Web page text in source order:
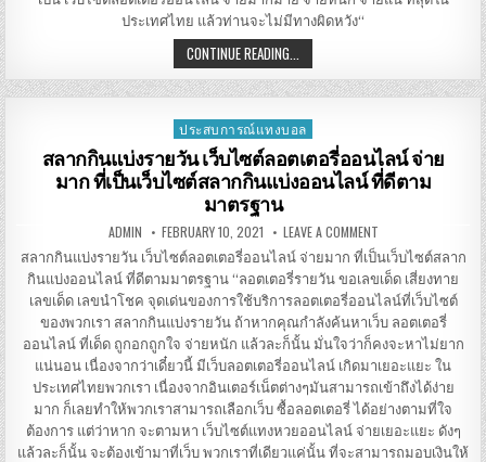
ประเทศไทย แล้วท่านจะไม่มีทางผิดหวัง“
CONTINUE READING...
กิน
แบ่ง
ราย
อารมณ์
จำเป็น
ต้อง
ที่
เว็บ
พวก
สลาก
กิน
แบ่ง
ออนไลน์
Posted
in
ประสบการณ์แทงบอล
สลากกินแบ่งรายวัน เว็บไซต์ลอตเตอรี่ออนไลน์ จ่าย
มาก ที่เป็นเว็บไซต์สลากกินแบ่งออนไลน์ ที่ดีตาม
มาตรฐาน
AUTHOR:
ADMIN PUBLISHED
DATE:
FEBRUARY 10, 2021 LEAVE A COMMENTON
สลาก
กิน
แบ่ง
ราย
วัน เว็บไซต์
ลอตเตอรี่
ออนไลน์ จ่าย
เป็น
เว็บไซต์
สลาก
กิน
แบ่ง
ออนไลน์ ที่
ดี
ตาม
มาตรฐาน
สลากกินแบ่งรายวัน เว็บไซต์ลอตเตอรี่ออนไลน์ จ่ายมาก ที่เป็นเว็บไซต์สลาก
กินแบ่งออนไลน์ ที่ดีตามมาตรฐาน “ลอตเตอรี่รายวัน ขอเลขเด็ด เสี่ยงทาย
เลขเด็ด เลขนำโชค จุดเด่นของการใช้บริการลอตเตอรี่ออนไลน์ที่เว็บไซต์
ของพวกเรา สลากกินแบ่งรายวัน ถ้าหากคุณกำลังค้นหาเว็บ ลอตเตอรี่
ออนไลน์ ที่เด็ด ถูกอกถูกใจ จ่ายหนัก แล้วละก็นั้น มั่นใจว่าก็คงจะหาไม่ยาก
แน่นอน เนื่องจากว่าเดี๋ยวนี้ มีเว็บลอตเตอรี่ออนไลน์ เกิดมาเยอะแยะ ใน
ประเทศไทยพวกเรา เนื่องจากอินเตอร์เน็ตต่างๆมันสามารถเข้าถึงได้ง่าย
มาก ก็เลยทำให้พวกเราสามารถเลือกเว็บ ซื้อลอตเตอรี่ ได้อย่างตามที่ใจ
ต้องการ แต่ว่าหาก จะตามหา เว็บไซต์แทงหวยออนไลน์ จ่ายเยอะแยะ ดังๆ
แล้วละก็นั้น จะต้องเข้ามาที่เว็บ พวกเราที่เดียวแค่นั้น ที่จะสามารถมอบเงินให้